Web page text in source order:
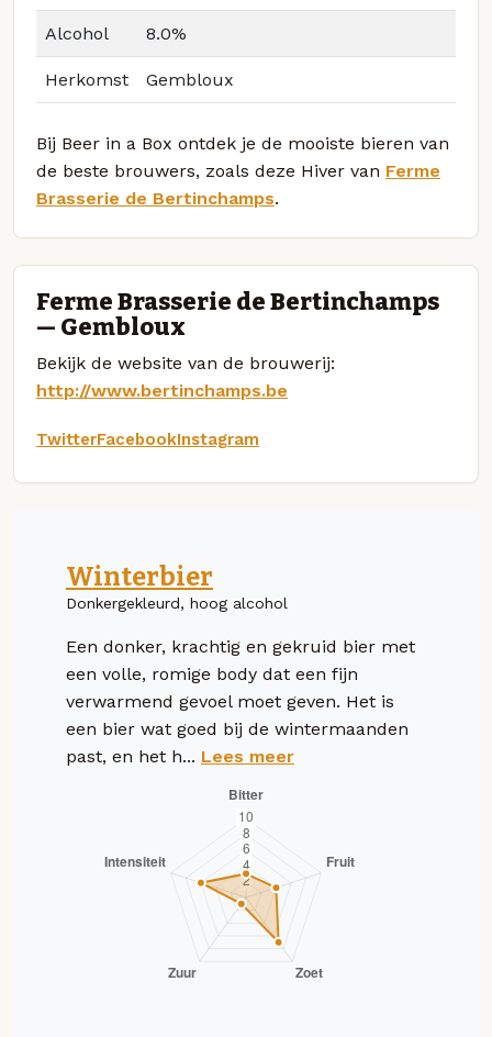
Alcohol 8.0%
Herkomst Gembloux
Bij Beer in a Box ontdek je de mooiste bieren van
de beste brouwers, zoals deze Hiver van Ferme
Brasserie de Bertinchamps.
Ferme Brasserie de Bertinchamps
— Gembloux
Bekijk de website van de brouwerij:
http://www.bertinchamps.be
TwitterFacebookInstagram
Winterbier
Donkergekleurd, hoog alcohol
Een donker, krachtig en gekruid bier met
een volle, romige body dat een fijn
verwarmend gevoel moet geven. Het is
een bier wat goed bij de wintermaanden
past, en het h... Lees meer